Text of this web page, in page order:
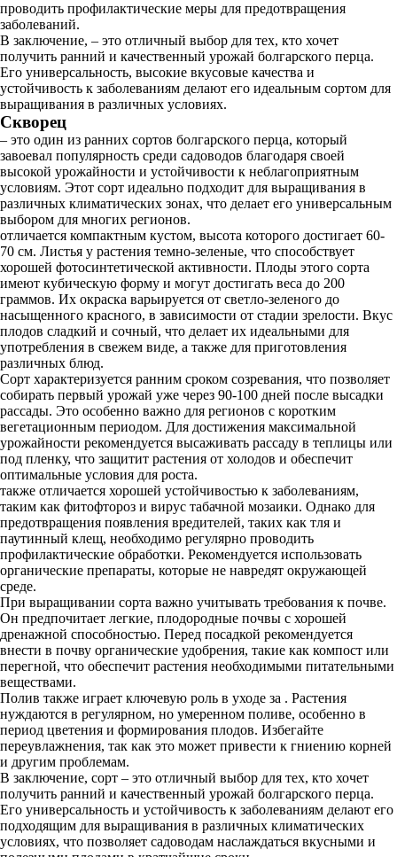
проводить профилактические меры для предотвращения
заболеваний.
В заключение, – это отличный выбор для тех, кто хочет
получить ранний и качественный урожай болгарского перца.
Его универсальность, высокие вкусовые качества и
устойчивость к заболеваниям делают его идеальным сортом для
выращивания в различных условиях.
Скворец
– это один из ранних сортов болгарского перца, который
завоевал популярность среди садоводов благодаря своей
высокой урожайности и устойчивости к неблагоприятным
условиям. Этот сорт идеально подходит для выращивания в
различных климатических зонах, что делает его универсальным
выбором для многих регионов.
отличается компактным кустом, высота которого достигает 60-
70 см. Листья у растения темно-зеленые, что способствует
хорошей фотосинтетической активности. Плоды этого сорта
имеют кубическую форму и могут достигать веса до 200
граммов. Их окраска варьируется от светло-зеленого до
насыщенного красного, в зависимости от стадии зрелости. Вкус
плодов сладкий и сочный, что делает их идеальными для
употребления в свежем виде, а также для приготовления
различных блюд.
Сорт характеризуется ранним сроком созревания, что позволяет
собирать первый урожай уже через 90-100 дней после высадки
рассады. Это особенно важно для регионов с коротким
вегетационным периодом. Для достижения максимальной
урожайности рекомендуется высаживать рассаду в теплицы или
под пленку, что защитит растения от холодов и обеспечит
оптимальные условия для роста.
также отличается хорошей устойчивостью к заболеваниям,
таким как фитофтороз и вирус табачной мозаики. Однако для
предотвращения появления вредителей, таких как тля и
паутинный клещ, необходимо регулярно проводить
профилактические обработки. Рекомендуется использовать
органические препараты, которые не навредят окружающей
среде.
При выращивании сорта важно учитывать требования к почве.
Он предпочитает легкие, плодородные почвы с хорошей
дренажной способностью. Перед посадкой рекомендуется
внести в почву органические удобрения, такие как компост или
перегной, что обеспечит растения необходимыми питательными
веществами.
Полив также играет ключевую роль в уходе за . Растения
нуждаются в регулярном, но умеренном поливе, особенно в
период цветения и формирования плодов. Избегайте
переувлажнения, так как это может привести к гниению корней
и другим проблемам.
В заключение, сорт – это отличный выбор для тех, кто хочет
получить ранний и качественный урожай болгарского перца.
Его универсальность и устойчивость к заболеваниям делают его
подходящим для выращивания в различных климатических
условиях, что позволяет садоводам наслаждаться вкусными и